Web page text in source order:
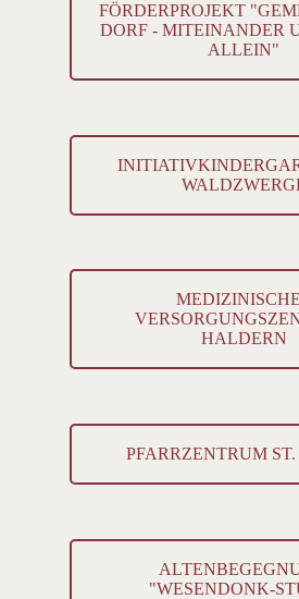
FÖRDERPROJEKT
DORF - MITEINANDER
ALLEIN"
HALDERN
PFARRZENTRUM ST.
"WESENDONK-